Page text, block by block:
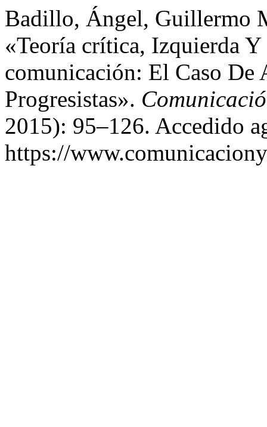
Badillo, Ángel, Guillermo
«Teoría crítica, Izquierda
comunicación: El Caso
Progresistas».
2015): 95–126. Accedido
https://